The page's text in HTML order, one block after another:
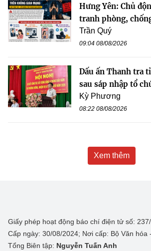
Hưng Yên: Chủ
tranh phòng,
Trần Quý
09:04 08/08/2026
Dấu ấn Thanh tra
sau sáp nhập tổ
Kỳ Phương
08:22 08/08/2026
Xem thêm
Giấy phép hoạt động báo chí điện tử số:
Cấp ngày: 30/08/2024; Nơi cấp: Bộ Văn hóa
Tổng Biên tập: Nguyễn Tuấn Anh